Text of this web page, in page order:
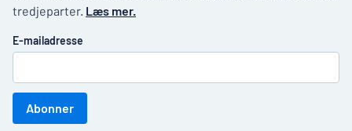
tredjeparter. Læs mer.
E-mailadresse
Abonner